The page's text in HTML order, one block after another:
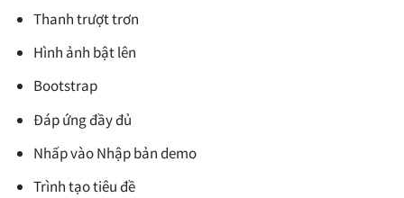
Thanh trượt trơn
Hình ảnh bật lên
Bootstrap
Đáp ứng đầy đủ
Nhấp vào Nhập bản demo
Trình tạo tiêu đề